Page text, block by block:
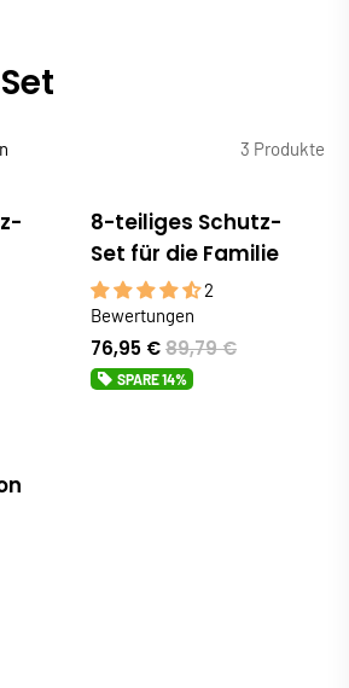
3 Produkte
Sale
8-teiliges Schutz-
Set für die Familie
2
Bewertungen
89,79 €
76,95 €
SPARE14%